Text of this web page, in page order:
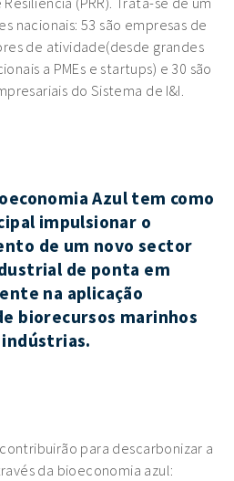
nacionais: 53 são empresas de
de atividade(desde grandes
a PMEs e startups) e 30 são
do Sistema de I&I.
Azul tem como
impulsionar o
de um novo sector
de ponta em
na aplicação
biorecursos marinhos
para descarbonizar a
da bioeconomia azul: